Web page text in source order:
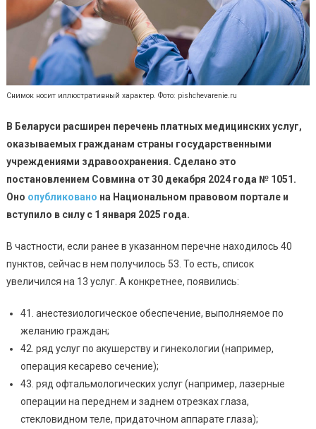
Снимок носит иллюстративный характер. Фото: pishchevarenie.ru
В Беларуси расширен перечень платных медицинских услуг,
оказываемых гражданам страны государственными
учреждениями здравоохранения. Сделано это
постановлением Совмина от 30 декабря 2024 года № 1051.
Оно опубликовано на Национальном правовом портале и
вступило в силу с 1 января 2025 года.
В частности, если ранее в указанном перечне находилось 40
пунктов, сейчас в нем получилось 53. То есть, список
увеличился на 13 услуг. А конкретнее, появились:
41. анестезиологическое обеспечение, выполняемое по
желанию граждан;
42. ряд услуг по акушерству и гинекологии (например,
операция кесарево сечение);
43. ряд офтальмологических услуг (например, лазерные
операции на переднем и заднем отрезках глаза,
стекловидном теле, придаточном аппарате глаза);